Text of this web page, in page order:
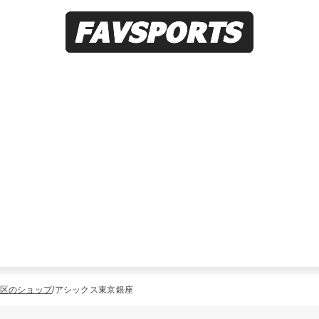
のショップ アシックス東京銀座